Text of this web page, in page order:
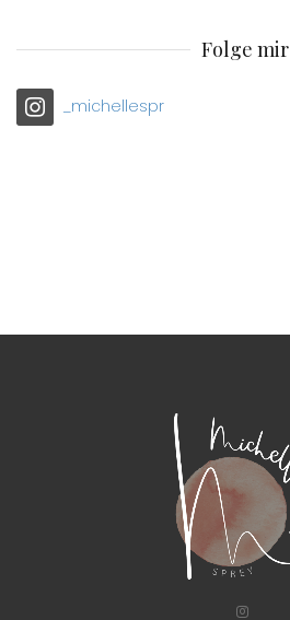
Folge mir
_michellespr